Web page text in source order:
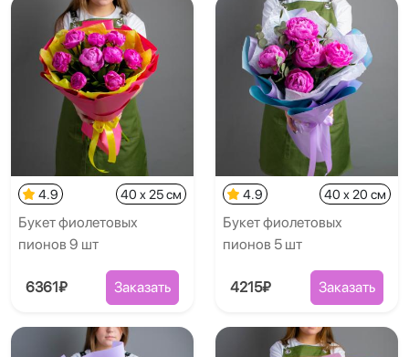
4.9 40 x 25 см
Букет фиолетовых
пионов 9 шт
6361₽ Заказать
4.9 40 x 20 см
Букет фиолетовых
пионов 5 шт
4215₽ Заказать